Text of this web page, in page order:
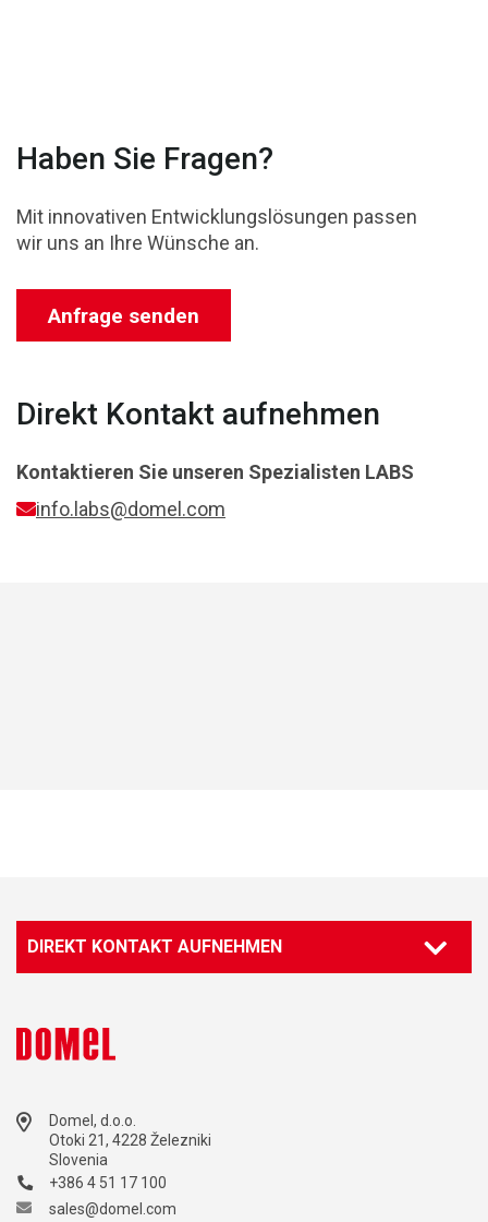
Haben Sie Fragen?
Mit innovativen Entwicklungslösungen passen
wir uns an Ihre Wünsche an.
Anfrage senden
Direkt Kontakt aufnehmen
Kontaktieren Sie unseren Spezialisten LABS
info.labs@domel.com
DIREKT KONTAKT AUFNEHMEN
Domel, d.o.o.
Otoki 21, 4228 Železniki
Slovenia
+386 4 51 17 100
sales@domel.com